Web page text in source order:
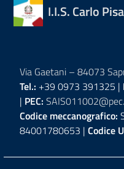
I.I.S. Carlo
Via Gaetani – 84073
Tel.: +39 0973 391325 |
| PEC:
Codice meccanografico:
84001780653 | Codice